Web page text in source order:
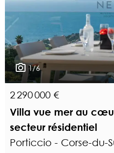
1/6
2 290 000 €
Villa vue mer au
secteur résidentiel
Porticcio - Corse-du-